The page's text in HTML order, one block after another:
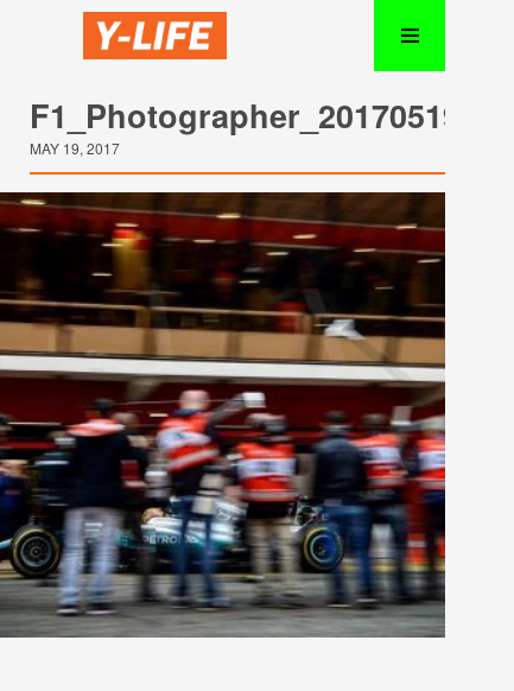
F1_Photographer_20170519_26
MAY 19, 2017